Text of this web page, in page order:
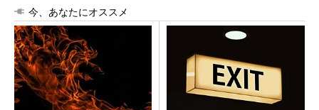
今、あなたにオススメ